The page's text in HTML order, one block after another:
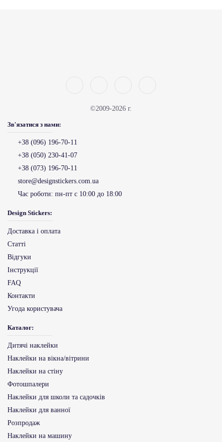
©2009-2026 г.
Зв'язатися з нами:
+38 (096) 196-70-11
+38 (050) 230-41-07
+38 (073) 196-70-11
store@designstickers.com.ua
Час роботи: пн-пт с 10:00 до 18:00
Design Stickers:
Доставка і оплата
Статті
Відгуки
Інструкції
FAQ
Контакти
Угода користувача
Каталог:
Дитячі наклейки
Наклейки на вікна/вітрини
Наклейки на стіну
Фотошпалери
Наклейки для школи та садочків
Наклейки для ванної
Розпродаж
Наклейки на машину